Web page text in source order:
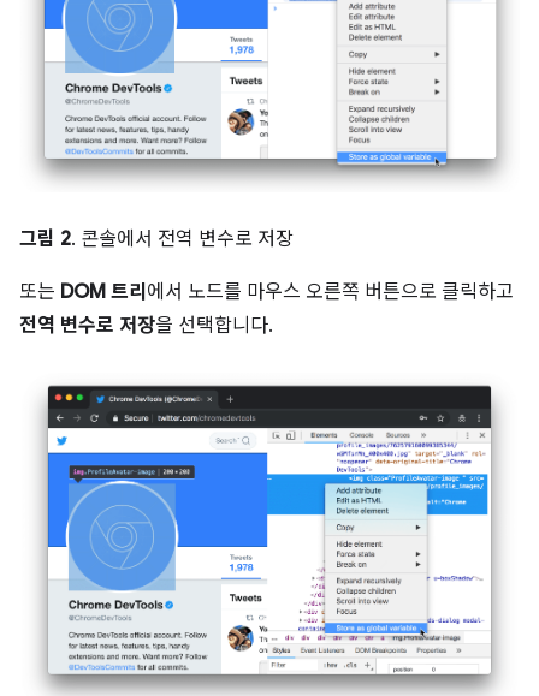
그림 2. 콘솔에서 전역 변수로 저장
또는 DOM 트리 에서 노드를 마우스 오른쪽 버튼으로 클릭하고
전역 변수로 저장을 선택합니다.